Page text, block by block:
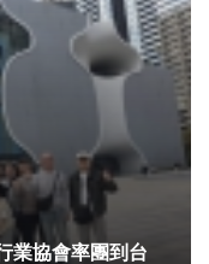
業協會率團到台